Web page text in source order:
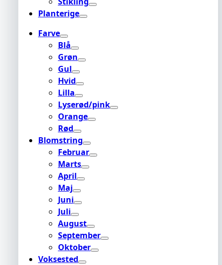
Planterige
Farve
Blå
Grøn
Gul
Hvid
Lilla
Lyserød/pink
Orange
Rød
Blomstring
Februar
Marts
April
Maj
Juni
Juli
August
September
Oktober
Voksested